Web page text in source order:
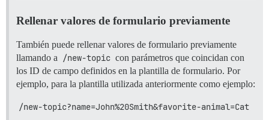
Rellenar valores de formulario previamente
También puede rellenar valores de formulario previamente
llamando a
/new-topic con parámetros que coincidan con
los ID de campo definidos en la plantilla de formulario. Por
ejemplo, para la plantilla utilizada anteriormente como ejemplo:
/new-topic?name=John%20Smith&favorite-animal=Cat